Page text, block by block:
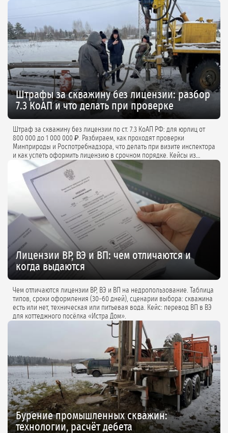
Штрафы за скважину без лицензии: разбор
7.3 КоАП и что делать при проверке
Штраф за скважину без лицензии по ст. 7.3 КоАП РФ: для юрлиц от
800 000 до 1 000 000 ₽. Разбираем, как проходят проверки
Минприроды и Роспотребнадзора, что делать при визите инспектора
и как успеть оформить лицензию в срочном порядке. Кейсы из
практики и советы экспертов.
Лицензии ВР, ВЭ и ВП: чем отличаются и
когда выдаются
Чем отличаются лицензии ВР, ВЭ и ВП на недропользование. Таблица
типов, сроки оформления (30–60 дней), сценарии выбора: скважина
есть или нет, техническая или питьевая вода. Кейс: перевод ВП в ВЭ
для коттеджного посёлка «Истра Дом».
Бурение промышленных скважин:
технологии, расчёт дебета